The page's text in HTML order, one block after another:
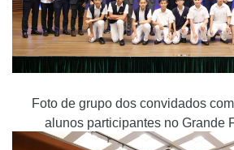
Foto de grupo dos convidados
alunos participantes no Grande